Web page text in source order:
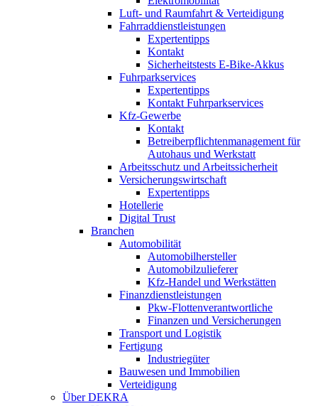
Luft- und Raumfahrt & Verteidigung
Fahrraddienstleistungen
Expertentipps
Kontakt
Sicherheitstests E-Bike-Akkus
Fuhrparkservices
Expertentipps
Kontakt Fuhrparkservices
Kfz-Gewerbe
Kontakt
Betreiberpflichtenmanagement für
Autohaus und Werkstatt
Arbeitsschutz und Arbeitssicherheit
Versicherungswirtschaft
Expertentipps
Hotellerie
Digital Trust
Branchen
Automobilität
Automobilhersteller
Automobilzulieferer
Kfz-Handel und Werkstätten
Finanzdienstleistungen
Pkw‑Flottenverantwortliche
Finanzen und Versicherungen
Transport und Logistik
Fertigung
Industriegüter
Bauwesen und Immobilien
Verteidigung
Über DEKRA